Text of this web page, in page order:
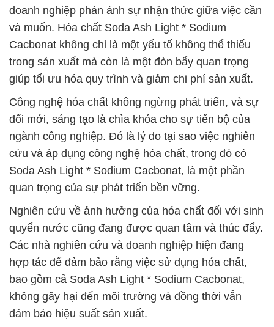
doanh nghiệp phản ánh sự nhận thức giữa việc cần
và muốn. Hóa chất Soda Ash Light * Sodium
Cacbonat không chỉ là một yếu tố không thể thiếu
trong sản xuất mà còn là một đòn bẩy quan trọng
giúp tối ưu hóa quy trình và giảm chi phí sản xuất.
Công nghệ hóa chất không ngừng phát triển, và sự
đổi mới, sáng tạo là chìa khóa cho sự tiến bộ của
ngành công nghiệp. Đó là lý do tại sao việc nghiên
cứu và áp dụng công nghệ hóa chất, trong đó có
Soda Ash Light * Sodium Cacbonat, là một phần
quan trọng của sự phát triển bền vững.
Nghiên cứu về ảnh hưởng của hóa chất đối với sinh
quyển nước cũng đang được quan tâm và thúc đẩy.
Các nhà nghiên cứu và doanh nghiệp hiện đang
hợp tác để đảm bảo rằng việc sử dụng hóa chất,
bao gồm cả Soda Ash Light * Sodium Cacbonat,
không gây hại đến môi trường và đồng thời vẫn
đảm bảo hiệu suất sản xuất.